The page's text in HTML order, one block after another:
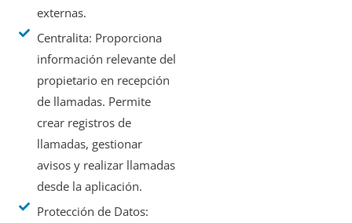
externas.
Centralita: Proporciona
información relevante del
propietario en recepción
de llamadas. Permite
crear registros de
llamadas, gestionar
avisos y realizar llamadas
desde la aplicación.
Protección de Datos: